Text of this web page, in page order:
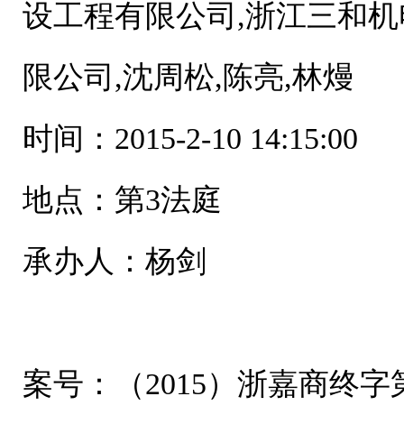
设工程有限公司,浙江三和
限公司,沈周松,陈亮,林熳
时间：2015-2-10 14:15:00
地点：第3法庭
承办人：杨剑
案号：（2015）浙嘉商终字